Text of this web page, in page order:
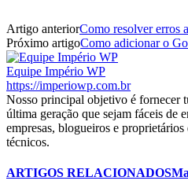
Artigo anteriorComo resolver erros
Próximo artigoComo adicionar o
Equipe Império WP
https://imperiowp.com.br
Nosso principal objetivo é fornecer
última geração que sejam fáceis de
empresas, blogueiros e proprietários
técnicos.
ARTIGOS RELACIONADOS